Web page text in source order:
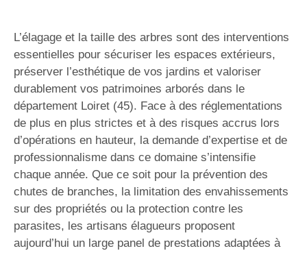
L’élagage et la taille des arbres sont des interventions
essentielles pour sécuriser les espaces extérieurs,
préserver l’esthétique de vos jardins et valoriser
durablement vos patrimoines arborés dans le
département Loiret (45). Face à des réglementations
de plus en plus strictes et à des risques accrus lors
d’opérations en hauteur, la demande d’expertise et de
professionnalisme dans ce domaine s’intensifie
chaque année. Que ce soit pour la prévention des
chutes de branches, la limitation des envahissements
sur des propriétés ou la protection contre les
parasites, les artisans élagueurs proposent
aujourd’hui un large panel de prestations adaptées à